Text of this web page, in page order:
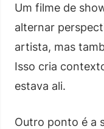
Um filme de
alternar
artista, mas
Isso cria
estava ali.
Outro ponto é a